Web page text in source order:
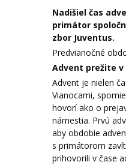
Nadišiel čas
primátor
zbor Juventus.
Predvianočné
Advent prežite
Advent je nielen
Vianocami,
hovorí ako o
námestia. Prvú
aby obdobie
s primátorom
prihovorili v čase